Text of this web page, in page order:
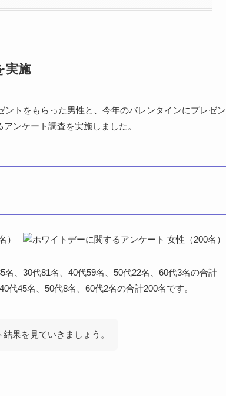
実施
トをもらった男性と、今年のバレンタインにプレゼン
ンケート調査を実施しました。
、30代81名、40代59名、50代22名、60代3名の合計
代45名、50代8名、60代2名の合計200名です。
果を見ていきましょう。